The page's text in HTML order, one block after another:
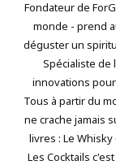
Fondateur de
monde - prend
déguster un
Spécialiste de
innovations
Tous à partir du
ne crache jamais
livres : Le Whisky
Les Cocktails